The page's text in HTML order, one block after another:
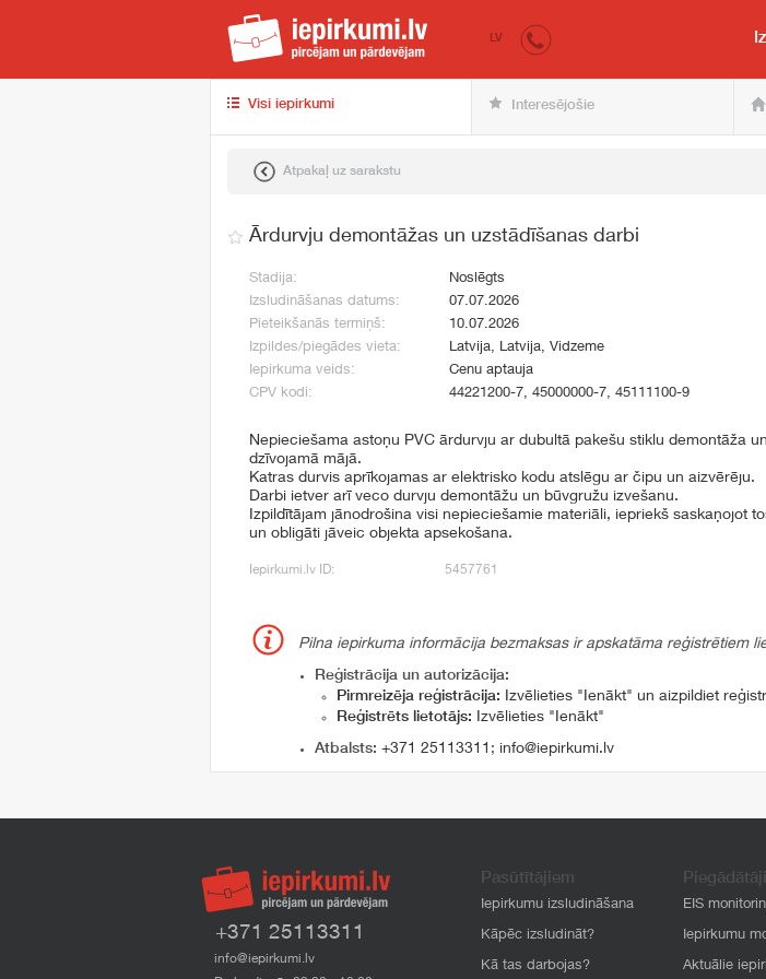
iepirkumi.lv pircējam
LV
Visi iepirkumi Interesējošie
Atpakaļ uz sarakstu
Ārdurvju demontāžas un uzstādīšanas darbi
Stadija:
Noslēgts
Izsludināšanas datums:
07.07.2026
Pieteikšanās termiņš:
10.07.2026
Izpildes/piegādes vieta:
Latvija, Latvija, Vidzeme
Iepirkuma veids:
Cenu aptauja
CPV kodi:
44221200-7, 45000000-7, 45111100-9
Nepieciešama astoņu PVC ārdurvju ar dubultā pakešu stiklu demontāža
dzīvojamā mājā.
Katras durvis aprīkojamas ar elektrisko kodu atslēgu ar čipu un aizvērēju.
Darbi ietver arī veco durvju demontāžu un būvgružu izvešanu.
Izpildītājam jānodrošina visi nepieciešamie materiāli, iepriekš saskaņojot
un obligāti jāveic objekta apsekošana.
Iepirkumi.lv ID: 5457761
Pilna iepirkuma informācija bezmaksas ir apskatāma reģistrētiem
Reģistrācija un autorizācija:
Pirmreizēja reģistrācija: Izvēlieties "Ienākt" un aizpildiet
Reģistrēts lietotājs: Izvēlieties "Ienākt"
Atbalsts: +371 25113311 ; info@iepirkumi.lv
+371 25113311
info@iepirkumi.lv
Pasūtītājiem
Iepirkumu izsludināšana
Kāpēc izsludināt?
Kā tas darbojas?
EIS
Iepirkumu
Aktuālie